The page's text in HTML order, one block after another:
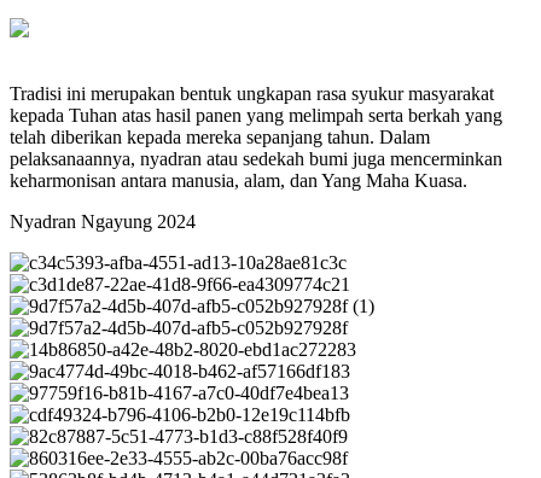
Tradisi ini merupakan bentuk ungkapan rasa syukur masyarakat
kepada Tuhan atas hasil panen yang melimpah serta berkah yang
telah diberikan kepada mereka sepanjang tahun. Dalam
pelaksanaannya, nyadran atau sedekah bumi juga mencerminkan
keharmonisan antara manusia, alam, dan Yang Maha Kuasa.
Nyadran Ngayung 2024